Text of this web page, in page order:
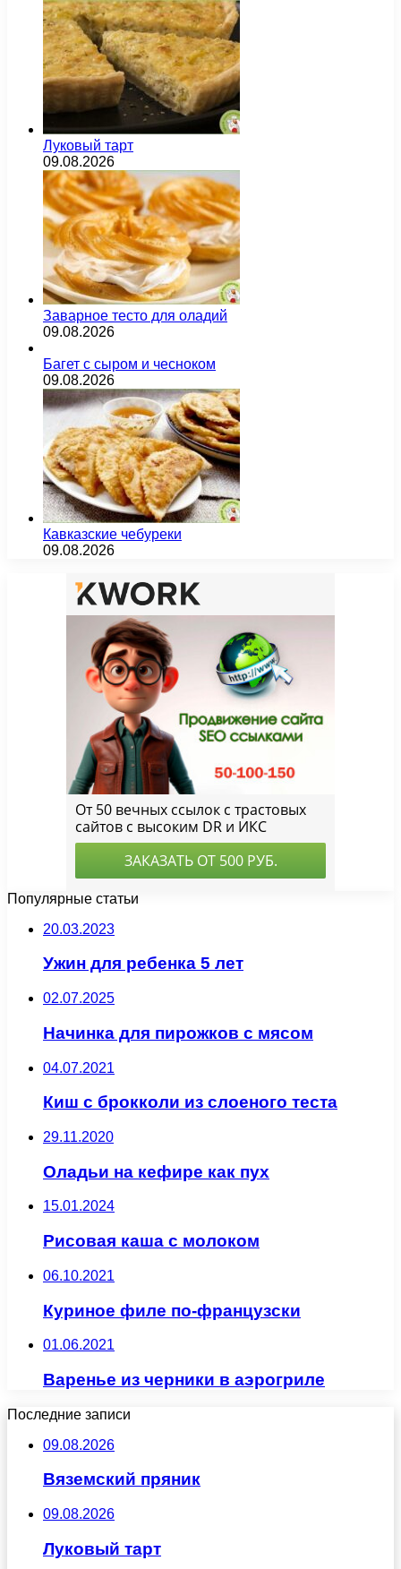
Луковый тарт
09.08.2026
Заварное тесто для оладий
09.08.2026
Багет с сыром и чесноком
09.08.2026
Кавказские чебуреки
09.08.2026
Популярные статьи
20.03.2023
Ужин для ребенка 5 лет
02.07.2025
Начинка для пирожков с мясом
04.07.2021
Киш с брокколи из слоеного теста
29.11.2020
Оладьи на кефире как пух
15.01.2024
Рисовая каша с молоком
06.10.2021
Куриное филе по-французски
01.06.2021
Варенье из черники в аэрогриле
Последние записи
09.08.2026
Вяземский пряник
09.08.2026
Луковый тарт